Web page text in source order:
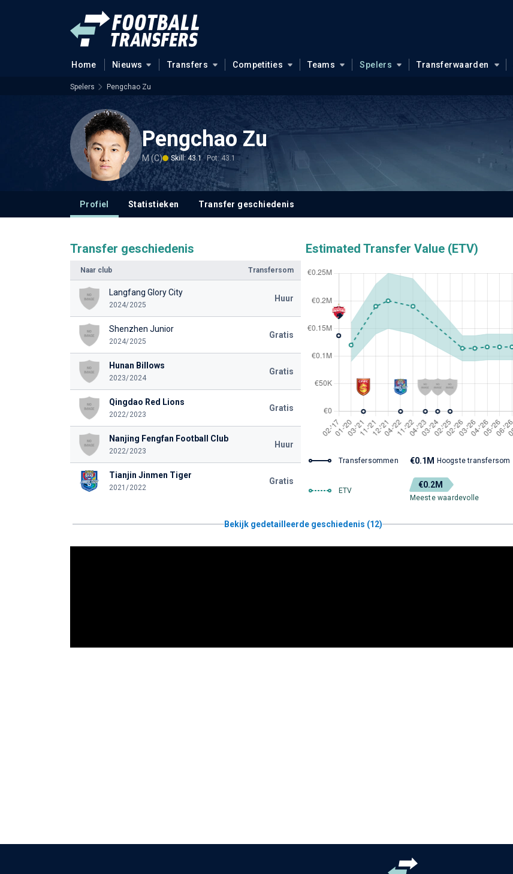
Home Nieuws Transfers Competities Teams Spelers Transferwaarden
Spelers Pengchao Zu
Pengchao Zu
M (C) Skill: 43.1 Pot: 43.1
Profiel Statistieken Transfer geschiedenis
Transfer geschiedenis
Naar club Transfersom
Langfang Glory City
2024/2025
Huur
Shenzhen Junior
2024/2025
Gratis
Hunan Billows
2023/2024
Gratis
Qingdao Red Lions
2022/2023
Gratis
Nanjing Fengfan Football Club
2022/2023
Huur
Tianjin Jinmen Tiger
2021/2022
Gratis
Estimated Transfer Value (ETV)
Transfersommen €0.1M Hoogste transfersom
ETV
€0.2M
Meeste waardevolle
Bekijk gedetailleerde geschiedenis (12)